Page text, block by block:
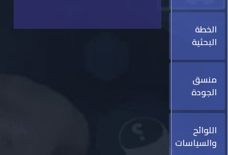
الخطة
البحثية
منسق
الجودة
اللوائح
والسياسات